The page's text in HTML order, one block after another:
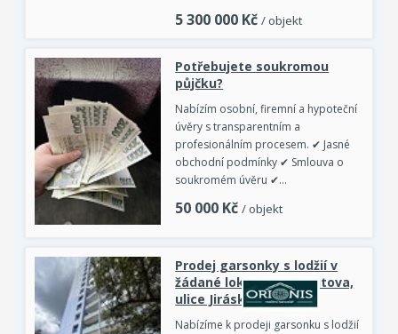
5 300 000 Kč / objekt
Potřebujete soukromou
půjčku?
Nabízím osobní, firemní a hypoteční
úvěry s transparentním a
profesionálním procesem. ✔ Jasné
obchodní podmínky ✔ Smlouva o
soukromém úvěru ✔…
50 000 Kč / objekt
Prodej garsonky s lodžií v
žádané lokalitě Chomutova,
ulice Jiráskova
Nabízíme k prodeji garsonku s lodžií